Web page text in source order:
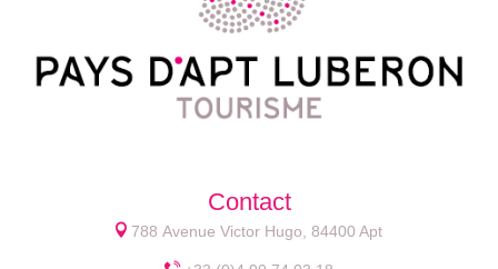
Contact
788 Avenue Victor Hugo, 84400 Apt